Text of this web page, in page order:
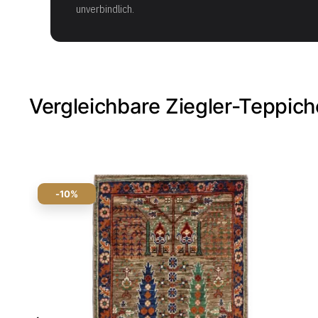
unverbindlich.
Vergleichbare Ziegler-
-10%